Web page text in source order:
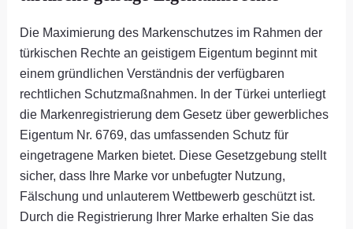
Die Maximierung des Markenschutzes im Rahmen der
türkischen Rechte an geistigem Eigentum beginnt mit
einem gründlichen Verständnis der verfügbaren
rechtlichen Schutzmaßnahmen. In der Türkei unterliegt
die Markenregistrierung dem Gesetz über gewerbliches
Eigentum Nr. 6769, das umfassenden Schutz für
eingetragene Marken bietet. Diese Gesetzgebung stellt
sicher, dass Ihre Marke vor unbefugter Nutzung,
Fälschung und unlauterem Wettbewerb geschützt ist.
Durch die Registrierung Ihrer Marke erhalten Sie das